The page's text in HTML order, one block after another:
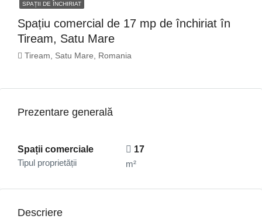
SPAȚII DE ÎNCHIRIAT
Spațiu comercial de 17 mp de închiriat în
Tiream, Satu Mare
Tiream, Satu Mare, Romania
Prezentare generală
Spații comerciale
Tipul proprietății
17
m²
Descriere